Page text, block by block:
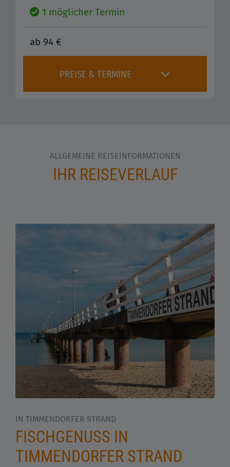
1 möglicher Termin
ab 94 €
PREISE & TERMINE
ALLGEMEINE REISEINFORMATIONEN
IHR REISEVERLAUF
IN TIMMENDORFER STRAND
FISCHGENUSS IN
TIMMENDORFER STRAND